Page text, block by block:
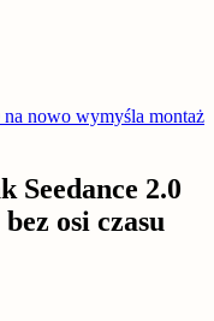
nowo wymyśla montaż
Seedance 2.0
osi czasu